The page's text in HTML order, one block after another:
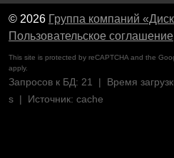
© 2026 Группа компаний
Пользовательское соглашение
This site is protected by reCAPTCHA and the
apply.
Запросов к БД: 21 | Время
s | Источник: cache